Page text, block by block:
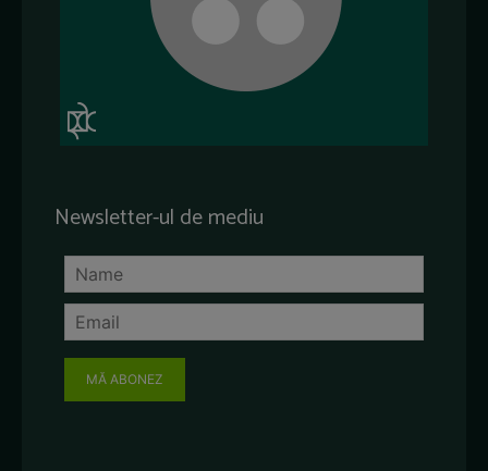
Newsletter-ul de mediu
MĂ ABONEZ